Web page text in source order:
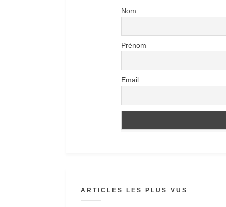
Nom
Prénom
Email
ARTICLES LES PLUS VUS